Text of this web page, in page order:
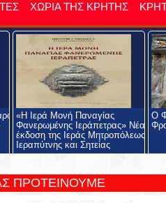
ΧΩΡΙΑ ΤΗΣ ΚΡΗΤΗΣ
«Η Ιερά Μονή Παναγίας
Φανερωμένης Ιεράπετρας» Νέα
έκδοση της Ιεράς Μητροπόλεως
Ιεραπύτνης και Σητείας
Ο
ΠΡΟΤΕΙΝΟΥΜΕ